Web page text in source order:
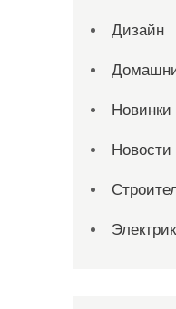
Дизайн
Новинки
Новости